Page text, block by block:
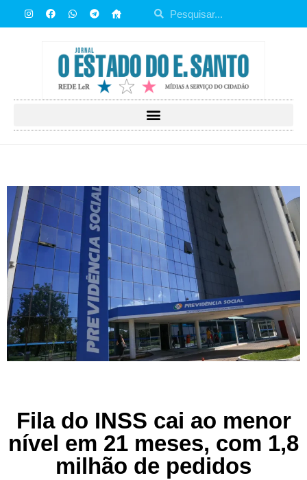
Fila do INSS cai ao menor
nível em 21 meses, com 1,8
milhão de pedidos